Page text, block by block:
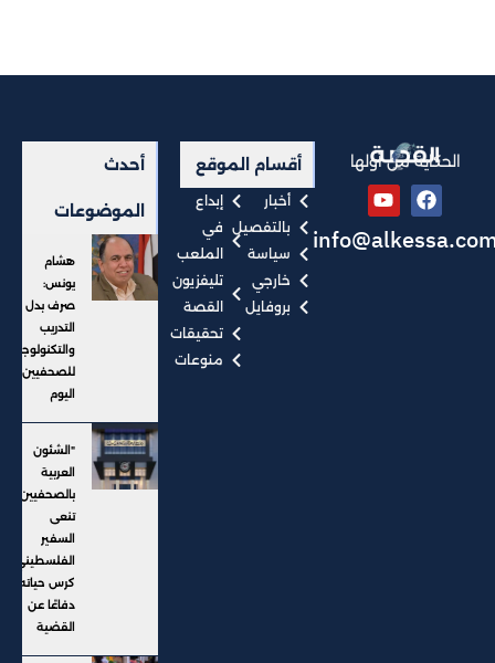
الحكاية من أولها أقسام الموقع
أخبار
بالتفصيل
سياسة
خارجي
بروفايل
إبداع
في
الملعب
تليفزيون
القصة
تحقيقات
منوعات
أحدث
الموضوعات
هشام
يونس:
صرف بدل
التدريب
والتكنولوجيا
للصحفيين
اليوم
"الشئون
العربية
بالصحفيين"
تنعى
السفير
الفلسطيني:
كرس حياته
دفاعًا عن
القضية